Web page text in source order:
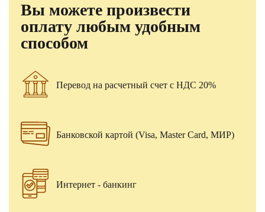
Вы можете произвести
оплату любым удобным
способом
Перевод на расчетный счет с НДС 20%
Банковской картой (Visa, Master Card, МИР)
Интернет - банкинг